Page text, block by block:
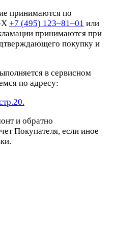
принимаются по
X +7 (495) 123–81–01 или
принимаются при
покупку и
в сервисном
по адресу:
и обратно
Покупателя, если иное